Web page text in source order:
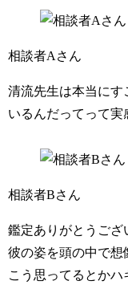
相談者Aさん
清流先生は本当にす
いるんだってって実
相談者Bさん
鑑定ありがとうござ
彼の姿を頭の中で想
こう思ってるとか